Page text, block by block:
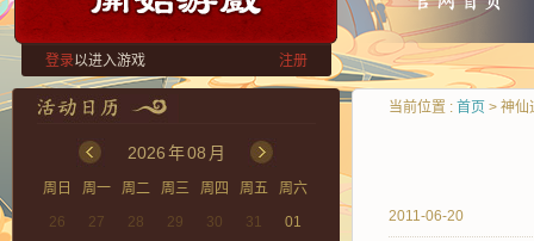
登录以进入游戏 注册
2026年08 月
周日 周一 周二 周三 周四 周五
周六
26
27 28 29 30 31
01
当前位置 : 首页 > 神仙
2011-06-20